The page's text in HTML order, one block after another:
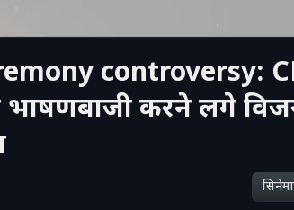
controversy:
करने लगे